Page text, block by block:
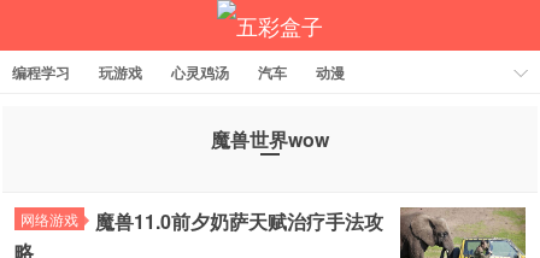
编程学习 玩游戏 心灵鸡汤 汽车 动漫
魔兽世界wow
网络游戏
魔兽11.0前夕奶萨天赋治疗手法攻
略